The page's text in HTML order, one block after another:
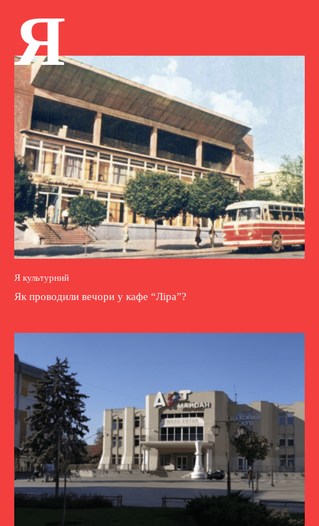
Я
Я культурний
Як проводили вечори у кафе “Ліра”?